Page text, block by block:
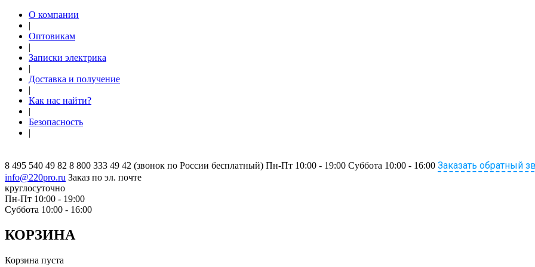
О компании
|
Оптовикам
|
Записки электрика
|
Доставка и получение
|
Как нас найти?
|
Безопасность
|
8 495 540 49 82 8 800 333 49 42 (звонок по России бесплатный) Пн-Пт 10:00 - 19:00 Суббота 10:00 - 16:00 Заказать обратный
info@220pro.ru Заказ по эл. почте
круглосуточно
Пн-Пт 10:00 - 19:00
Суббота 10:00 - 16:00
КОРЗИНА
Корзина пуста